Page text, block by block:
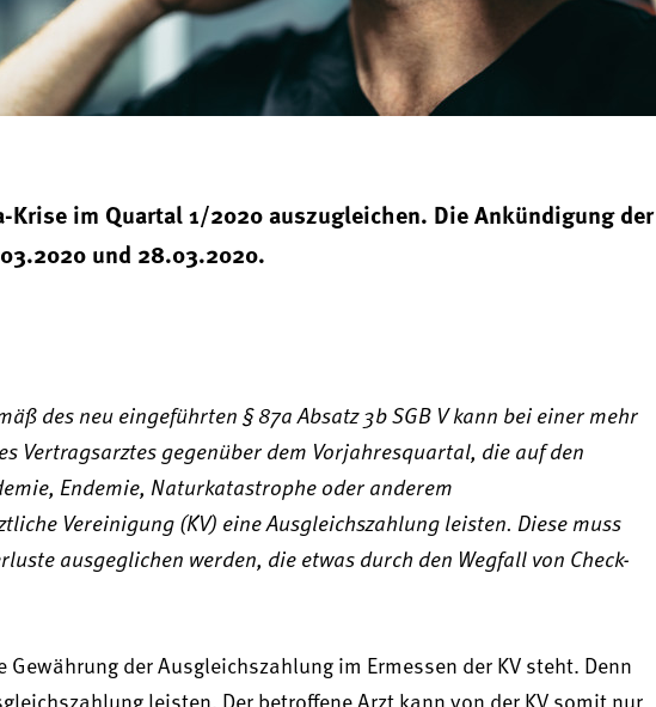
im Quartal 1/2020 auszugleichen. Die Ankündigung der
und 28.03.2020.
des neu eingeführten § 87a Absatz 3b SGB V kann bei einer mehr
Vertragsarztes gegenüber dem Vorjahresquartal, die auf den
Endemie, Naturkatastrophe oder anderem
Vereinigung (KV) eine Ausgleichszahlung leisten. Diese muss
ausgeglichen werden, die etwas durch den Wegfall von Check-
der Ausgleichszahlung im Ermessen der KV steht. Denn